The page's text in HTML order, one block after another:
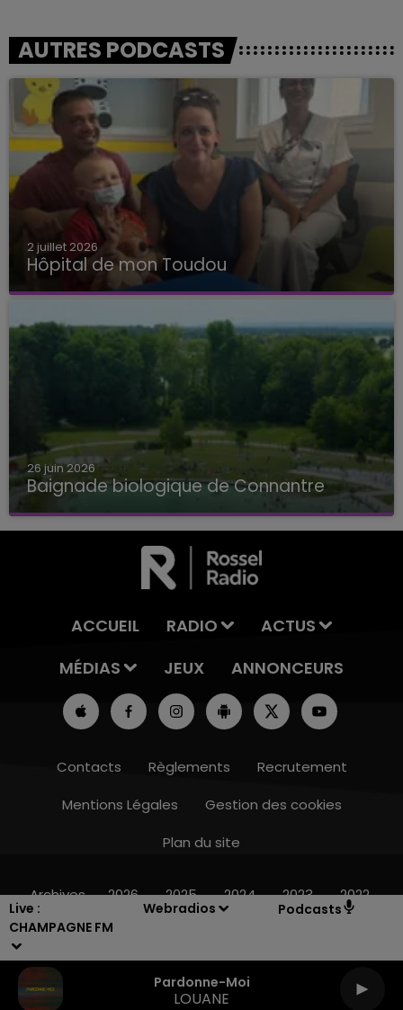
Live :
CHAMPAGNE FM
Webradios Podcasts
Pardonne-Moi
LOUANE
AUTRES PODCASTS
2 juillet 2026
Hôpital de mon Toudou
Hôpital de mon Toudou
26 juin 2026
Baignade biologique de Connantre
Baignade biologique de Connantre
ACCUEIL RADIO
ACTUS
MÉDIAS
JEUX ANNONCEURS
Contacts Règlements
Recrutement
Mentions Légales
Gestion des cookies
Plan du site
Archives 2026 2025 2024 2023 2022